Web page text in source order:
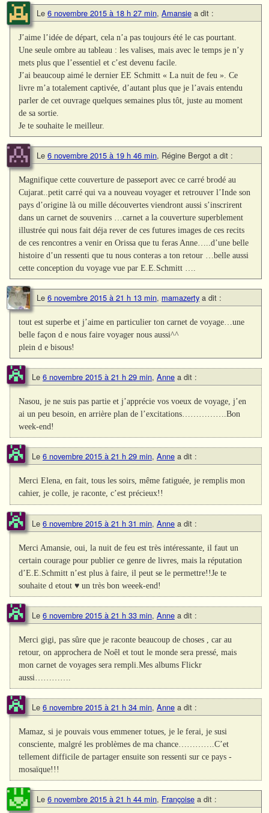
Le 6 novembre 2015 à 18 h 27 min, Amansie a dit :
J’aime l’idée de départ, cela n’a pas toujours été le cas pourtant.
Une seule ombre au tableau : les valises, mais avec le temps je n’y
mets plus que l’essentiel et c’est devenu facile.
J’ai beaucoup aimé le dernier EE Schmitt « La nuit de feu ». Ce
livre m’a totalement captivée, d’autant plus que je l’avais entendu
parler de cet ouvrage quelques semaines plus tôt, juste au moment
de sa sortie.
Je te souhaite le meilleur.
Le 6 novembre 2015 à 19 h 46 min, Régine Bergot a dit :
Magnifique cette couverture de passeport avec ce carré brodé au
Cujarat..petit carré qui va a nouveau voyager et retrouver l’Inde son
pays d’origine là ou mille découvertes viendront aussi s’inscrirent
dans un carnet de souvenirs …carnet a la couverture superblement
illustrée qui nous fait déja rever de ces futures images de ces recits
de ces rencontres a venir en Orissa que tu feras Anne…..d’une belle
histoire d’un ressenti que tu nous conteras a ton retour …belle aussi
cette conception du voyage vue par E.E.Schmitt ….
Le 6 novembre 2015 à 21 h 13 min, mamazerty a dit :
tout est superbe et j’aime en particulier ton carnet de voyage…une
belle façon d e nous faire voyager nous aussi^^
plein d e bisous!
Le 6 novembre 2015 à 21 h 29 min, Anne a dit :
Nasou, je ne suis pas partie et j’apprécie vos voeux de voyage, j’en
ai un peu besoin, en arrière plan de l’excitations…………….Bon
week-end!
Le 6 novembre 2015 à 21 h 29 min, Anne a dit :
Merci Elena, en fait, tous les soirs, même fatiguée, je remplis mon
cahier, je colle, je raconte, c’est précieux!!
Le 6 novembre 2015 à 21 h 31 min, Anne a dit :
Merci Amansie, oui, la nuit de feu est très intéressante, il faut un
certain courage pour publier ce genre de livres, mais la réputation
d’E.E.Schmitt n’est plus à faire, il peut se le permettre!!Je te
souhaite d etout ♥ un très bon weeek-end!
Le 6 novembre 2015 à 21 h 33 min, Anne a dit :
Merci gigi, pas sûre que je raconte beaucoup de choses , car au
retour, on approchera de Noêl et tout le monde sera pressé, mais
mon carnet de voyages sera rempli.Mes albums Flickr
aussi………….
Le 6 novembre 2015 à 21 h 34 min, Anne a dit :
Mamaz, si je pouvais vous emmener totues, je le ferai, je susi
consciente, malgré les problèmes de ma chance………….C’et
tellement difficile de partager ensuite son ressenti sur ce pays -
mosaïque!!!
Le 6 novembre 2015 à 21 h 44 min, Françoise a dit :